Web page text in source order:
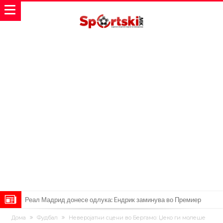
Мурињо воведува строга дисциплина во Реал Мадрид: Ова се
Дома Фудбал
Неверојатни сцени во Бергамо: Џеко ги молеше